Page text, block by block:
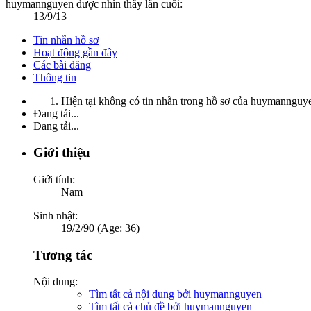
huymannguyen được nhìn thấy lần cuối:
13/9/13
Tin nhắn hồ sơ
Hoạt động gần đây
Các bài đăng
Thông tin
Hiện tại không có tin nhắn trong hồ sơ của
Đang tải...
Đang tải...
Giới thiệu
Giới tính:
Nam
Sinh nhật:
19/2/90 (Age: 36)
Tương tác
Nội dung:
Tìm tất cả nội dung bởi huymannguyen
Tìm tất cả chủ đề bởi huymannguyen